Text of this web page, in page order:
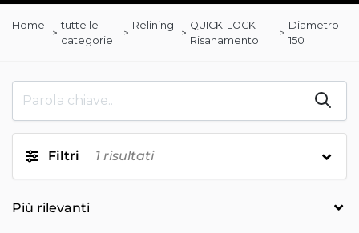
Home
tutte le
categorie
Relining
QUICK-LOCK
Risanamento
Diametro
150
Filtri 1 risultati